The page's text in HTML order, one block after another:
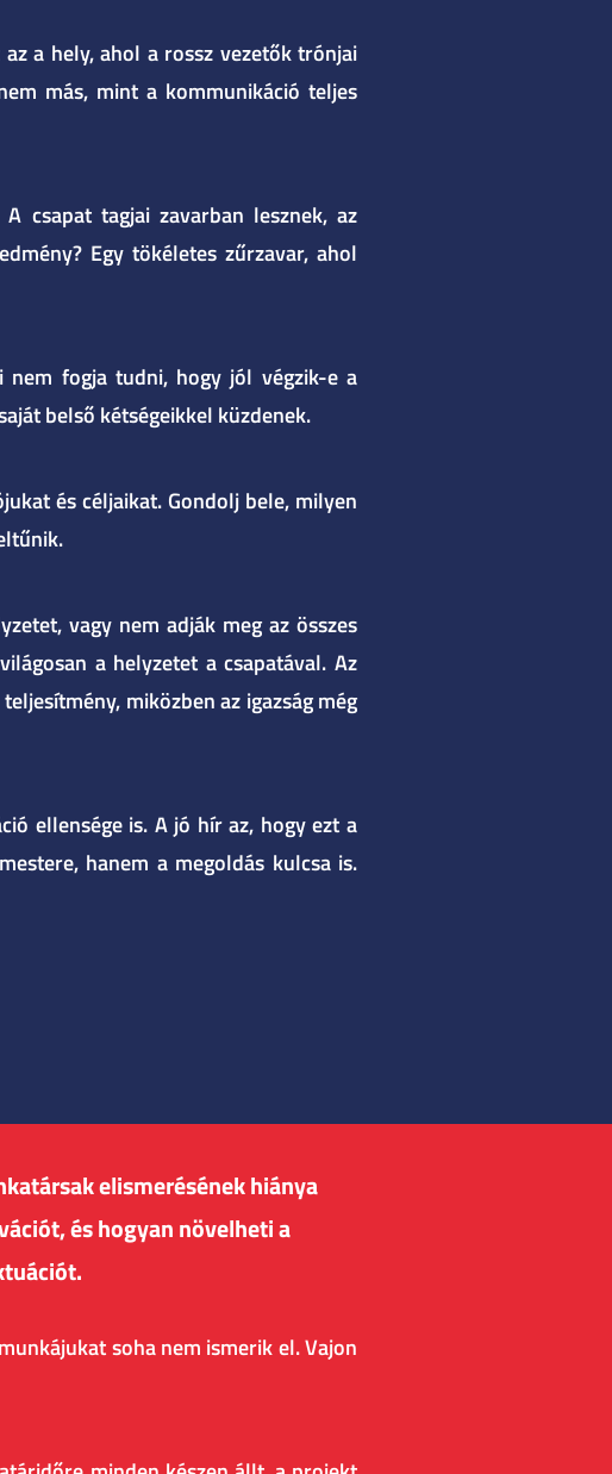
a hely, ahol a rossz vezetők trónjai
más, mint a kommunikáció teljes
csapat tagjai zavarban lesznek, az
Egy tökéletes zűrzavar, ahol
nem fogja tudni, hogy jól végzik-e a
belső kétségeikkel küzdenek.
és céljaikat. Gondolj bele, milyen
vagy nem adják meg az összes
a helyzetet a csapatával. Az
miközben az igazság még
ellensége is. A jó hír az, hogy ezt a
hanem a megoldás kulcsa is.
elismerésének hiánya
és hogyan növelheti a
soha nem ismerik el. Vajon